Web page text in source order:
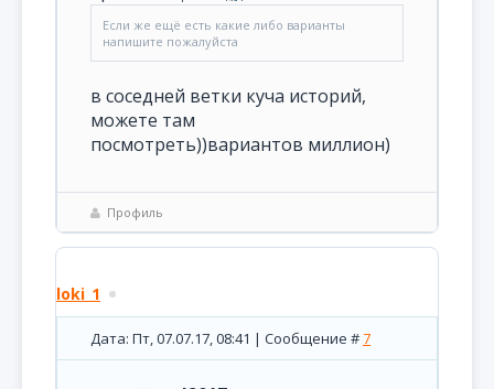
Если же ещё есть какие либо варианты
напишите пожалуйста
в соседней ветки куча историй,
можете там
посмотреть))вариантов миллион)
Профиль
loki_1
Дата: Пт, 07.07.17, 08:41 | Сообщение #7